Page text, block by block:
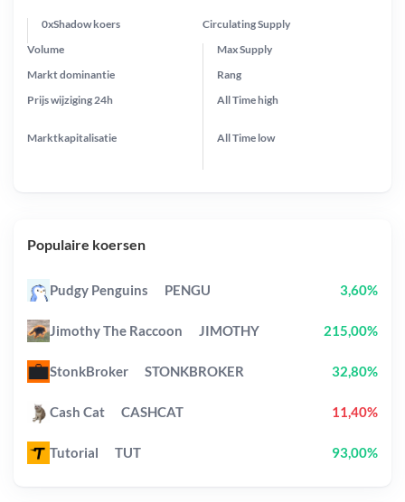
0xShadow koers Circulating Supply
Prijs wijziging 24h
Max Supply
Markt dominantie
Marktkapitalisatie
Volume
Rang
All Timehigh
All Time low
Populaire koersen
Pudgy Penguins PENGU 3,60%
Jimothy The Raccoon JIMOTHY 215,00%
StonkBroker STONKBROKER 32,80%
Cash Cat CASHCAT 11,40%
Tutorial TUT 93,00%